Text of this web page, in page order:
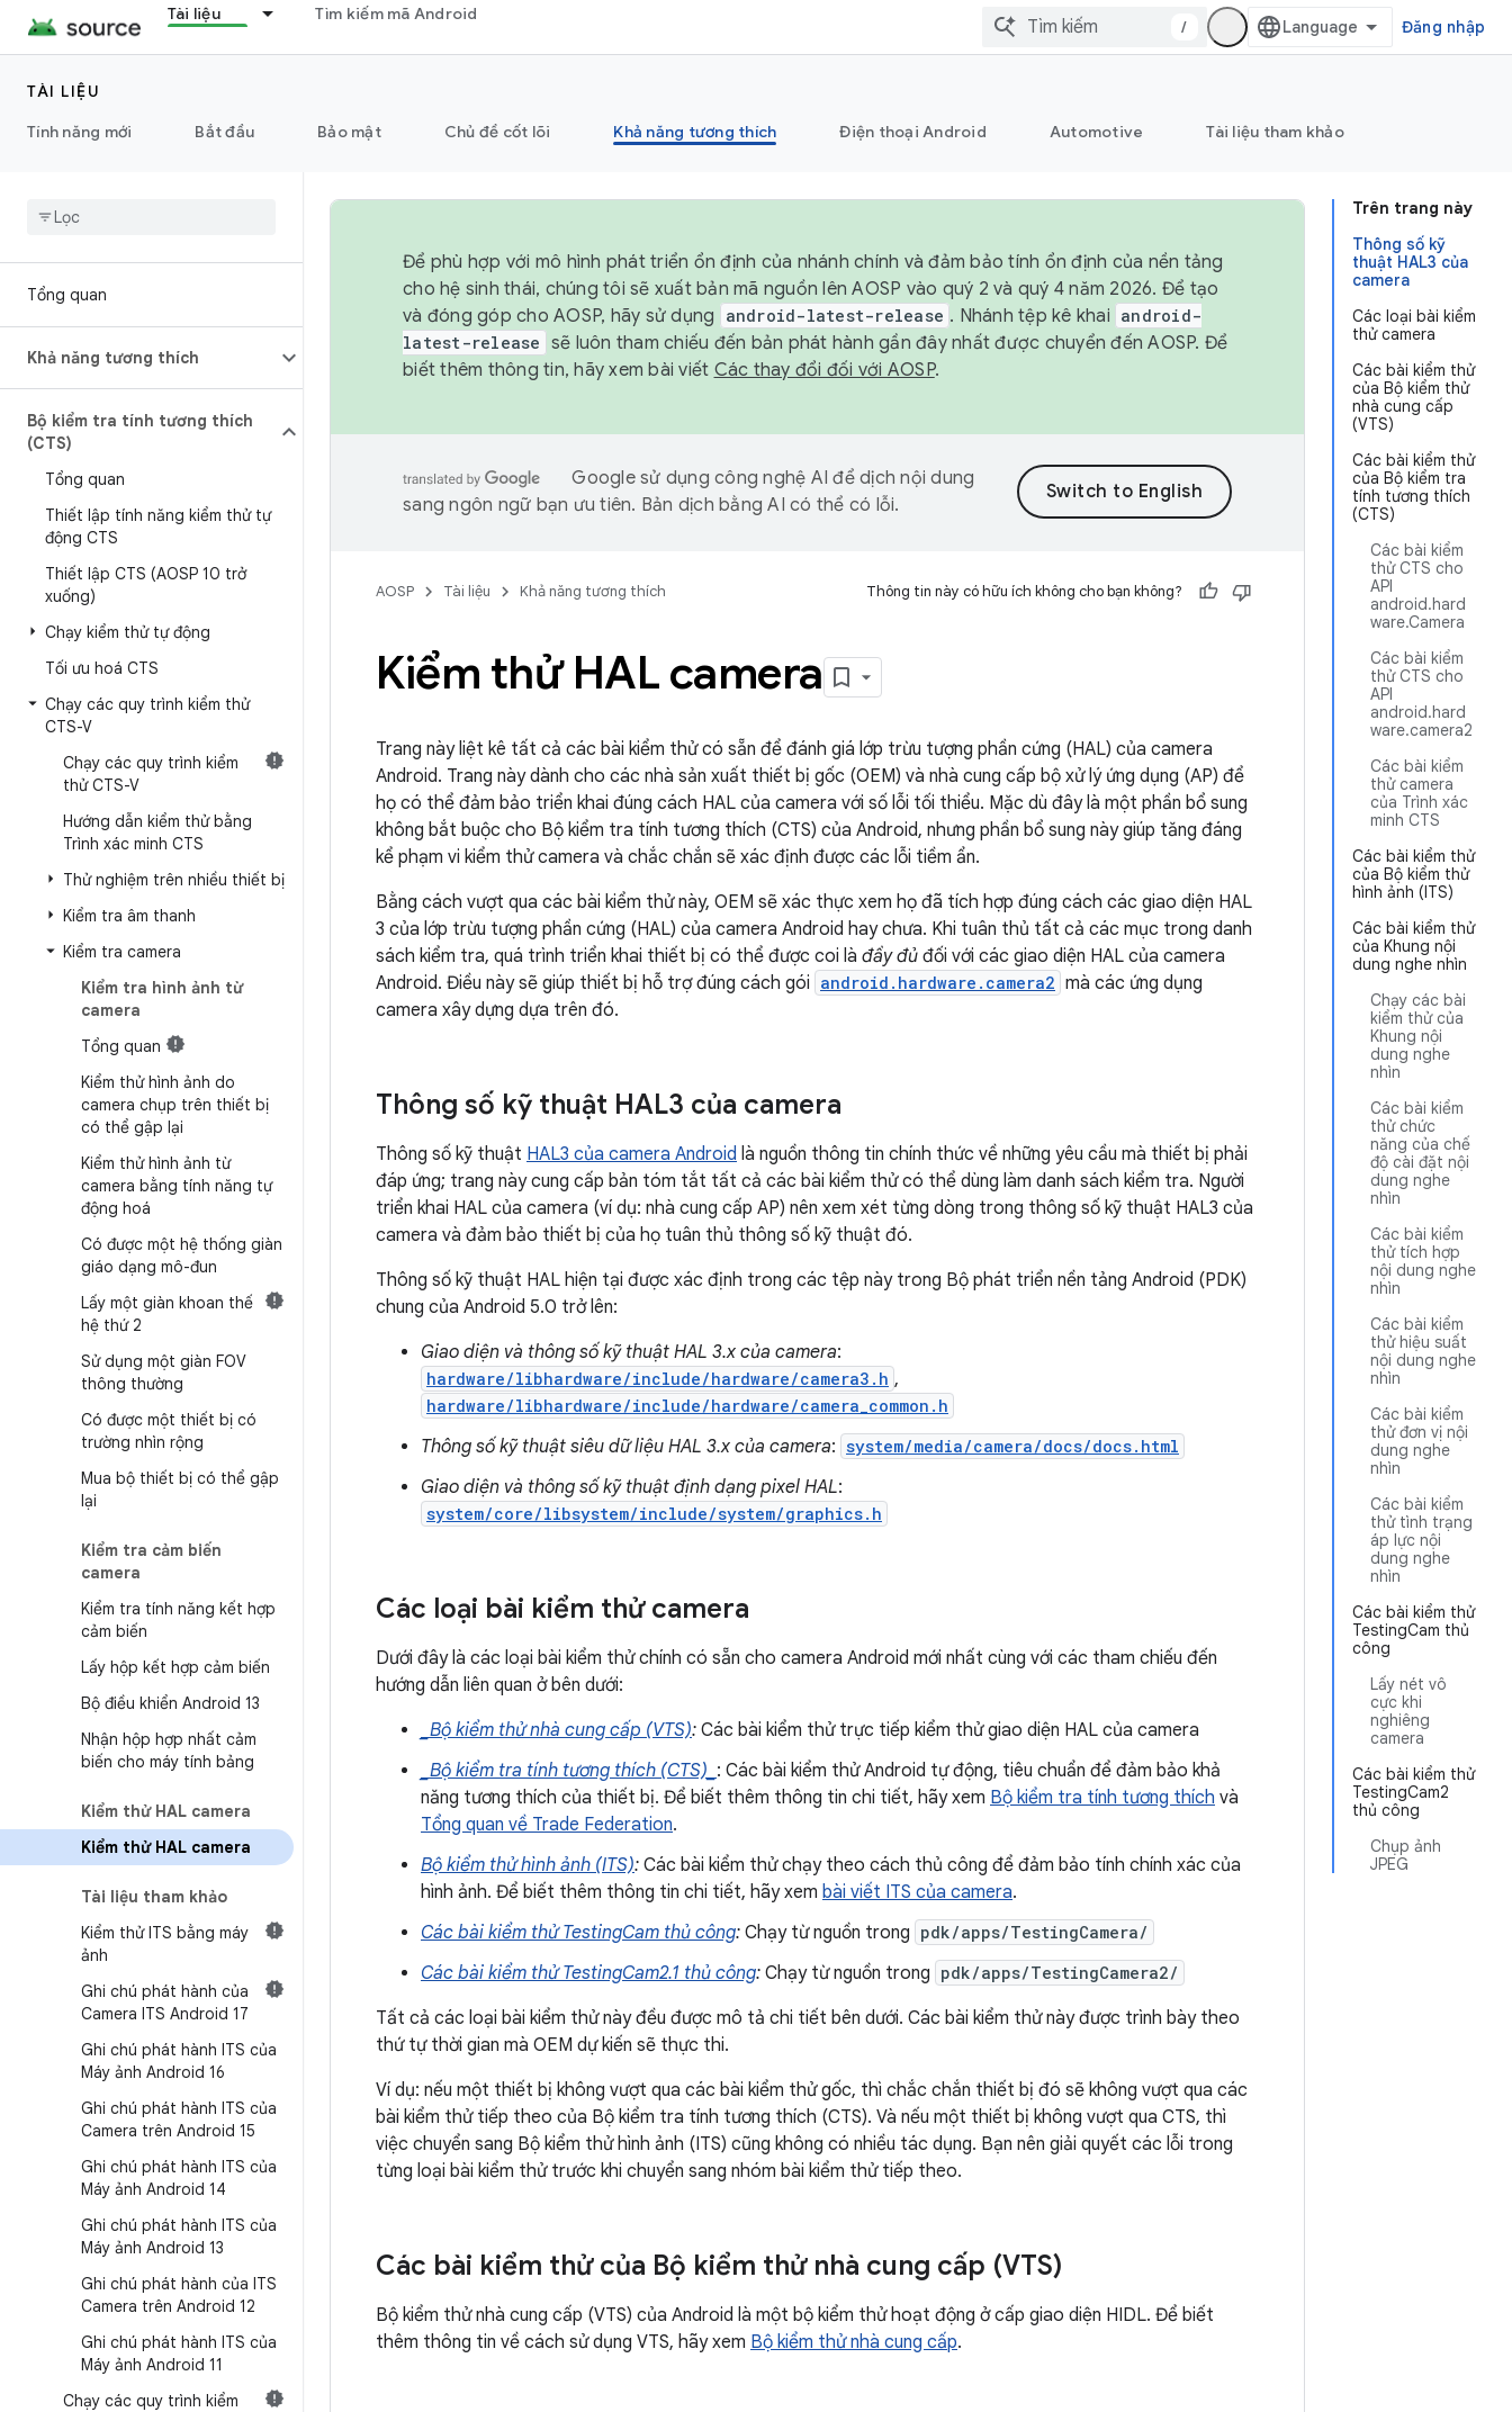
Tài liệu Tìm kiếm mã Android
/ Đăng nhập
TÀI LIỆU
Tính năng mới
Bắt đầu Bảo mật Chủ đề cốt lõi Khả năng tương thích Điện thoại Android Automotive Tài liệu tham khảo
Tổng quan
Khả năng tương thích
Bộ kiểm tra tính tương thích
(CTS)
Tổng quan
Thiết lập tính năng kiểm thử tự
động CTS
Thiết lập CTS (AOSP 10 trở
xuống)
Chạy kiểm thử tự động
Tối ưu hoá CTS
Chạy các quy trình kiểm thử
CTS-V
Chạy các quy trình kiểm
thử CTS-V
Hướng dẫn kiểm thử bằng
Trình xác minh CTS
Thử nghiệm trên nhiều thiết bị
Kiểm tra âm thanh
Kiểm tra camera
Kiểm tra hình ảnh từ
camera
Tổng quan
Kiểm thử hình ảnh do
camera chụp trên thiết bị
có thể gập lại
Kiểm thử hình ảnh từ
camera bằng tính năng tự
động hoá
Có được một hệ thống giàn
giáo dạng mô-đun
Lấy một giàn khoan thế
hệ thứ 2
Sử dụng một giàn FOV
thông thường
Có được một thiết bị có
trường nhìn rộng
Mua bộ thiết bị có thể gập
lại
Kiểm tra cảm biến
camera
Kiểm tra tính năng kết hợp
cảm biến
Lấy hộp kết hợp cảm biến
Bộ điều khiển Android 13
Nhận hộp hợp nhất cảm
biến cho máy tính bảng
Kiểm thử HAL camera
Kiểm thử HAL camera
Tài liệu tham khảo
Kiểm thử ITS bằng máy
ảnh
Ghi chú phát hành của
Camera ITS Android 17
Ghi chú phát hành ITS của
Máy ảnh Android 16
Ghi chú phát hành ITS của
Camera trên Android 15
Ghi chú phát hành ITS của
Máy ảnh Android 14
Ghi chú phát hành ITS của
Máy ảnh Android 13
Ghi chú phát hành của ITS
Camera trên Android 12
Ghi chú phát hành ITS của
Máy ảnh Android 11
Chạy các quy trình kiểm
Trên trang này
Thông số kỹ
thuật HAL3 của
camera
Các loại bài kiểm
thử camera
Các bài kiểm thử
của Bộ kiểm thử
nhà cung cấp
(VTS)
Các bài kiểm thử
của Bộ kiểm tra
tính tương thích
(CTS)
Các bài kiểm
thử CTS cho
API
android.hard
ware.Camera
Các bài kiểm
thử CTS cho
API
android.hard
ware.camera2
Các bài kiểm
thử camera
của Trình xác
minh CTS
Các bài kiểm thử
của Bộ kiểm thử
hình ảnh (ITS)
Các bài kiểm thử
của Khung nội
dung nghe nhìn
Chạy các bài
kiểm thử của
Khung nội
dung nghe
nhìn
Các bài kiểm
thử chức
năng của chế
độ cài đặt nội
dung nghe
nhìn
Các bài kiểm
thử tích hợp
nội dung nghe
nhìn
Các bài kiểm
thử hiệu suất
nội dung nghe
nhìn
Các bài kiểm
thử đơn vị nội
dung nghe
nhìn
Các bài kiểm
thử tình trạng
áp lực nội
dung nghe
nhìn
Các bài kiểm thử
TestingCam thủ
công
Lấy nét vô
cực khi
nghiêng
camera
Các bài kiểm thử
TestingCam2
thủ công
Chụp ảnh
JPEG
Để phù hợp với mô hình phát triển ổn định của nhánh chính và đảm bảo tính ổn định của nền tảng
cho hệ sinh thái, chúng tôi sẽ xuất bản mã nguồn lên AOSP vào quý 2 và quý 4 năm 2026. Để tạo
và đóng góp cho AOSP, hãy sử dụng
android-latest-release . Nhánh tệp kê khai android-
latest-release sẽ luôn tham chiếu đến bản phát hành gần đây nhất được chuyển đến AOSP. Để
biết thêm thông tin, hãy xem bài viết Các thay đổi đối với AOSP.
Google sử dụng công nghệ AI để dịch nội dung
sang ngôn ngữ bạn ưu tiên. Bản dịch bằng AI có thể có lỗi.
AOSP Tài liệu Khả năng tương thích Thông tin này có hữu ích không cho bạn không?
Kiểm thử HAL camera
Trang này liệt kê tất cả các bài kiểm thử có sẵn để đánh giá lớp trừu tượng phần cứng (HAL) của camera
Android. Trang này dành cho các nhà sản xuất thiết bị gốc (OEM) và nhà cung cấp bộ xử lý ứng dụng (AP) để
họ có thể đảm bảo triển khai đúng cách HAL của camera với số lỗi tối thiểu. Mặc dù đây là một phần bổ sung
không bắt buộc cho Bộ kiểm tra tính tương thích (CTS) của Android, nhưng phần bổ sung này giúp tăng đáng
kể phạm vi kiểm thử camera và chắc chắn sẽ xác định được các lỗi tiềm ẩn.
Bằng cách vượt qua các bài kiểm thử này, OEM sẽ xác thực xem họ đã tích hợp đúng cách các giao diện HAL
3 của lớp trừu tượng phần cứng (HAL) của camera Android hay chưa. Khi tuân thủ tất cả các mục trong danh
sách kiểm tra, quá trình triển khai thiết bị có thể được coi là đầy đủ đối với các giao diện HAL của camera
Android. Điều này sẽ giúp thiết bị hỗ trợ đúng cách gói android.hardware.camera2 mà các ứng dụng
camera xây dựng dựa trên đó.
Thông số kỹ thuật HAL3 của camera
Thông số kỹ thuật HAL3 của camera Android là nguồn thông tin chính thức về những yêu cầu mà thiết bị phải
đáp ứng; trang này cung cấp bản tóm tắt tất cả các bài kiểm thử có thể dùng làm danh sách kiểm tra. Người
triển khai HAL của camera (ví dụ: nhà cung cấp AP) nên xem xét từng dòng trong thông số kỹ thuật HAL3 của
camera và đảm bảo thiết bị của họ tuân thủ thông số kỹ thuật đó.
Thông số kỹ thuật HAL hiện tại được xác định trong các tệp này trong Bộ phát triển nền tảng Android (PDK)
chung của Android 5.0 trở lên:
Giao diện và thông số kỹ thuật HAL 3.x của camera:
hardware/libhardware/include/hardware/camera3.h ,
hardware/libhardware/include/hardware/camera_common.h
Thông số kỹ thuật siêu dữ liệu HAL 3.x của camera: system/media/camera/docs/docs.html
Giao diện và thông số kỹ thuật định dạng pixel HAL:
system/core/libsystem/include/system/graphics.h
Các loại bài kiểm thử camera
Dưới đây là các loại bài kiểm thử chính có sẵn cho camera Android mới nhất cùng với các tham chiếu đến
hướng dẫn liên quan ở bên dưới:
_Bộ kiểm thử nhà cung cấp (VTS): Các bài kiểm thử trực tiếp kiểm thử giao diện HAL của camera
_Bộ kiểm tra tính tương thích (CTS)_ : Các bài kiểm thử Android tự động, tiêu chuẩn để đảm bảo khả
năng tương thích của thiết bị. Để biết thêm thông tin chi tiết, hãy xem Bộ kiểm tra tính tương thích và
Tổng quan về Trade Federation.
Bộ kiểm thử hình ảnh (ITS): Các bài kiểm thử chạy theo cách thủ công để đảm bảo tính chính xác của
hình ảnh. Để biết thêm thông tin chi tiết, hãy xem bài viết ITS của camera.
Các bài kiểm thử TestingCam thủ công: Chạy từ nguồn trong pdk/apps/TestingCamera/
Các bài kiểm thử TestingCam2.1 thủ công: Chạy từ nguồn trong pdk/apps/TestingCamera2/
Tất cả các loại bài kiểm thử này đều được mô tả chi tiết bên dưới. Các bài kiểm thử này được trình bày theo
thứ tự thời gian mà OEM dự kiến sẽ thực thi.
Ví dụ: nếu một thiết bị không vượt qua các bài kiểm thử gốc, thì chắc chắn thiết bị đó sẽ không vượt qua các
bài kiểm thử tiếp theo của Bộ kiểm tra tính tương thích (CTS). Và nếu một thiết bị không vượt qua CTS, thì
việc chuyển sang Bộ kiểm thử hình ảnh (ITS) cũng không có nhiều tác dụng. Bạn nên giải quyết các lỗi trong
từng loại bài kiểm thử trước khi chuyển sang nhóm bài kiểm thử tiếp theo.
Các bài kiểm thử của Bộ kiểm thử nhà cung cấp (VTS)
Bộ kiểm thử nhà cung cấp (VTS) của Android là một bộ kiểm thử hoạt động ở cấp giao diện HIDL. Để biết
thêm thông tin về cách sử dụng VTS, hãy xem Bộ kiểm thử nhà cung cấp.